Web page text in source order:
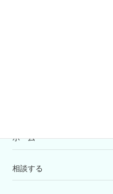
ホーム
相談する